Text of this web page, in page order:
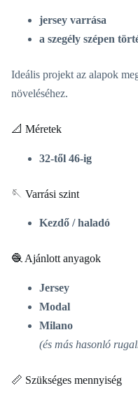
jersey varrása
a szegély szépen
Ideális projekt az alapok
növeléséhez.
📐 Méretek
32-től 46-ig
🪡 Varrási szint
Kezdő / haladó
🧶 Ajánlott anyagok
Jersey
Modal
Milano
(és más hasonló
📏 Szükséges mennyiség